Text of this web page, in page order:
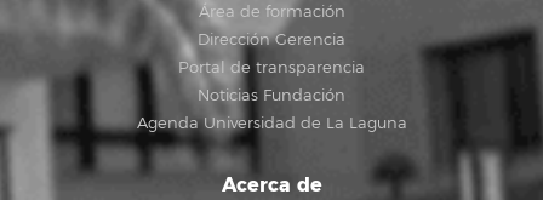
Área de formación
Dirección Gerencia
Portal de transparencia
Noticias Fundación
Agenda Universidad de La Laguna
Acerca de